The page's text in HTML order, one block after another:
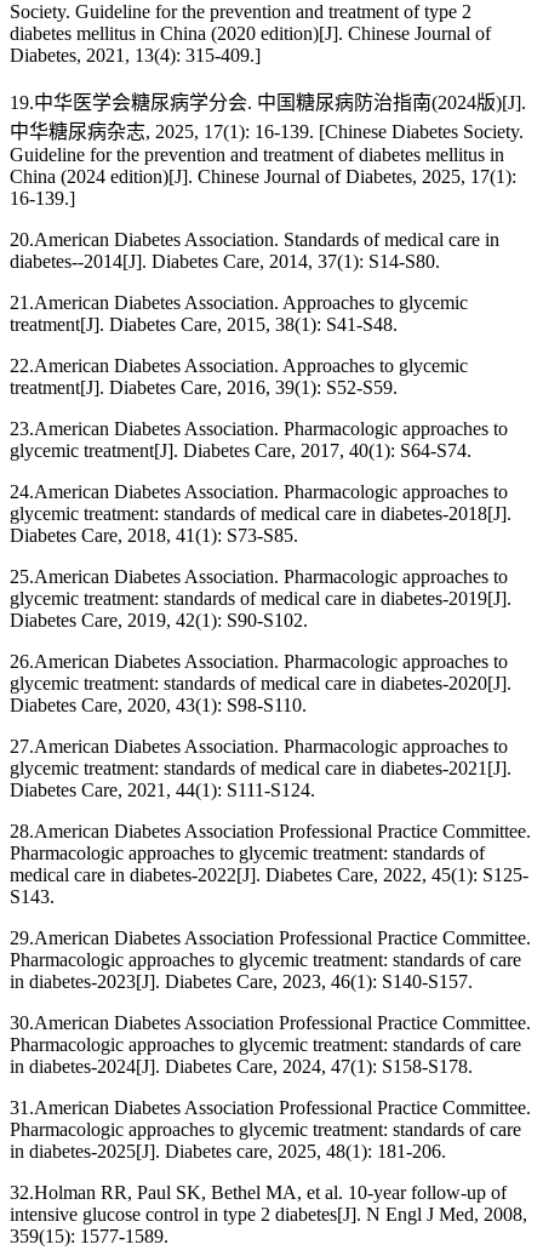
Society. Guideline for the prevention and treatment of type 2
diabetes mellitus in China (2020 edition)[J]. Chinese Journal of
Diabetes, 2021, 13(4): 315-409.]
19.中华医学会糖尿病学分会. 中国糖尿病防治指南(2024版)[J].
中华糖尿病杂志, 2025, 17(1): 16-139. [Chinese Diabetes Society.
Guideline for the prevention and treatment of diabetes mellitus in
China (2024 edition)[J]. Chinese Journal of Diabetes, 2025, 17(1):
16-139.]
20.American Diabetes Association. Standards of medical care in
diabetes--2014[J]. Diabetes Care, 2014, 37(1): S14-S80.
21.American Diabetes Association. Approaches to glycemic
treatment[J]. Diabetes Care, 2015, 38(1): S41-S48.
22.American Diabetes Association. Approaches to glycemic
treatment[J]. Diabetes Care, 2016, 39(1): S52-S59.
23.American Diabetes Association. Pharmacologic approaches to
glycemic treatment[J]. Diabetes Care, 2017, 40(1): S64-S74.
24.American Diabetes Association. Pharmacologic approaches to
glycemic treatment: standards of medical care in diabetes-2018[J].
Diabetes Care, 2018, 41(1): S73-S85.
25.American Diabetes Association. Pharmacologic approaches to
glycemic treatment: standards of medical care in diabetes-2019[J].
Diabetes Care, 2019, 42(1): S90-S102.
26.American Diabetes Association. Pharmacologic approaches to
glycemic treatment: standards of medical care in diabetes-2020[J].
Diabetes Care, 2020, 43(1): S98-S110.
27.American Diabetes Association. Pharmacologic approaches to
glycemic treatment: standards of medical care in diabetes-2021[J].
Diabetes Care, 2021, 44(1): S111-S124.
28.American Diabetes Association Professional Practice Committee.
Pharmacologic approaches to glycemic treatment: standards of
medical care in diabetes-2022[J]. Diabetes Care, 2022, 45(1): S125-
S143.
29.American Diabetes Association Professional Practice Committee.
Pharmacologic approaches to glycemic treatment: standards of care
in diabetes-2023[J]. Diabetes Care, 2023, 46(1): S140-S157.
30.American Diabetes Association Professional Practice Committee.
Pharmacologic approaches to glycemic treatment: standards of care
in diabetes-2024[J]. Diabetes Care, 2024, 47(1): S158-S178.
31.American Diabetes Association Professional Practice Committee.
Pharmacologic approaches to glycemic treatment: standards of care
in diabetes-2025[J]. Diabetes care, 2025, 48(1): 181-206.
32.Holman RR, Paul SK, Bethel MA, et al. 10-year follow-up of
intensive glucose control in type 2 diabetes[J]. N Engl J Med, 2008,
359(15): 1577-1589.